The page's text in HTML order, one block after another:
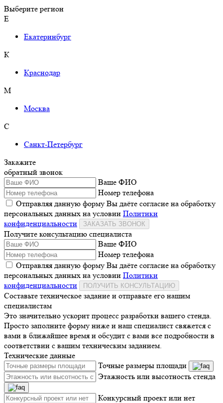
Выберите регион
Е
Екатеринбург
К
Краснодар
М
Москва
С
Санкт-Петербург
Закажите
обратный звонок
Ваше ФИО
Номер телефона
Отправляя данную форму Вы даёте согласие на обработку
персональных данных на условии Политики
конфиденциальности
ЗАКАЗАТЬ ЗВОНОК
Получите консультацию специалиста
Ваше ФИО
Номер телефона
Отправляя данную форму Вы даёте согласие на обработку
персональных данных на условии Политики
конфиденциальности
ПОЛУЧИТЬ КОНСУЛЬТАЦИЮ
Составьте техническое задание и отправьте его нашим
специалистам
Это значительно ускорит процесс разработки вашего стенда.
Просто заполните форму ниже и наш специалист свяжется с
вами в ближайшее время и обсудит с вами все подробности в
соответствии с вашим техническим заданием.
Технические данные
Точные размеры площади
Этажность или высотность стенда
Конкурсный проект или нет